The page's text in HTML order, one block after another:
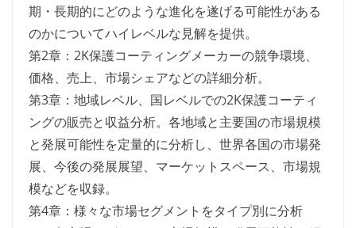
期・長期的にどのような進化を遂げる可能性がある
のかについてハイレベルな見解を提供。
第2章：2K保護コーティングメーカーの競争環境、
価格、売上、市場シェアなどの詳細分析。
第3章：地域レベル、国レベルでの2K保護コーティ
ングの販売と収益分析。各地域と主要国の市場規模
と発展可能性を定量的に分析し、世界各国の市場発
展、今後の発展展望、マーケットスペース、市場規
模などを収録。
第4章：様々な市場セグメントをタイプ別に分析